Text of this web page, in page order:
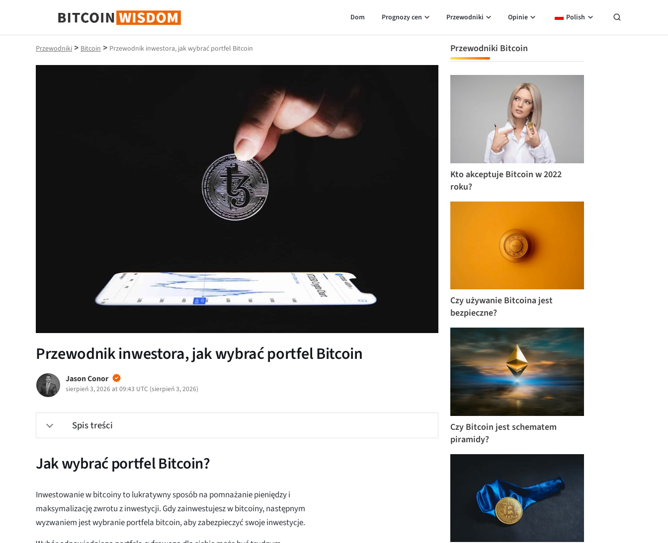
Mądrość Bitcoina
Dom Prognozy cen Przewodniki Opinie Polish
Przewodniki > Bitcoin > Przewodnik inwestora, jak wybrać portfel Bitcoin
Przewodnik inwestora, jak wybrać portfel Bitcoin
Jason Conor
sierpień 3, 2026 at 09:43 UTC (sierpień 3, 2026)
Spis treści
Jak wybrać portfel Bitcoin?
Inwestowanie w bitcoiny to lukratywny sposób na pomnażanie pieniędzy i
maksymalizację zwrotu z inwestycji. Gdy zainwestujesz w bitcoiny, następnym
wyzwaniem jest wybranie portfela bitcoin, aby zabezpieczyć swoje inwestycje.
Przewodniki Bitcoin
Kto akceptuje Bitcoin w 2022
roku?
Czy używanie Bitcoina jest
bezpieczne?
Czy Bitcoin jest schematem
piramidy?